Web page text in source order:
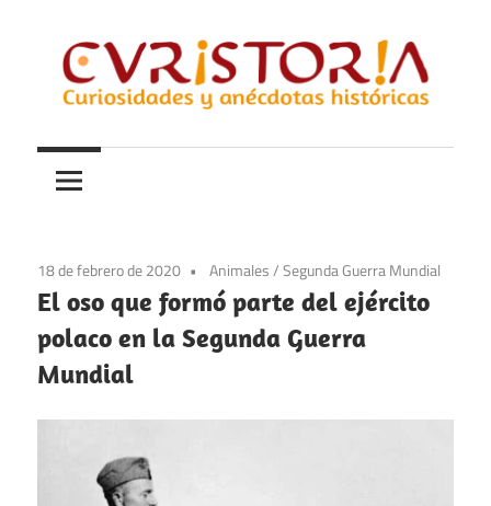
contenido
Curistoria
y
anécdotas
historia
18 de febrero de 2020 Animales/Segunda Guerra Mundial
El oso que formó parte del ejército
polaco en la Segunda Guerra
Mundial